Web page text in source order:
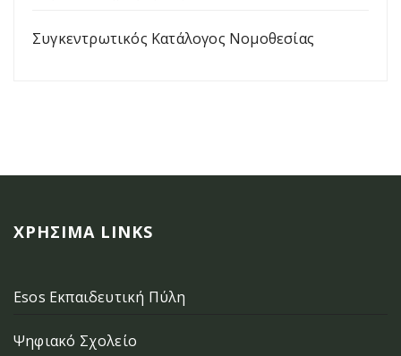
Συγκεντρωτικός Κατάλογος Νομοθεσίας
ΧΡΉΣΙΜΑ LINKS
Esos Εκπαιδευτική Πύλη
Ψηφιακό Σχολείο